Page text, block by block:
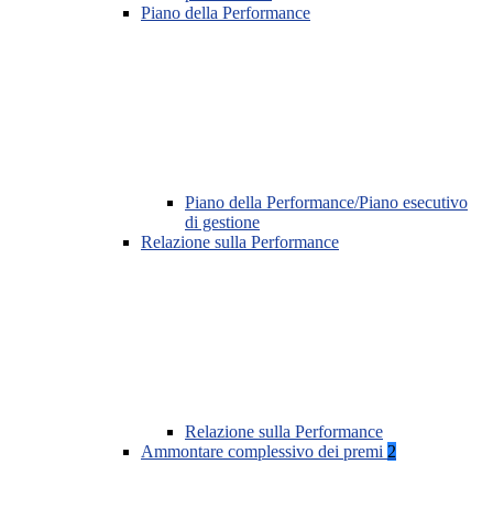
Piano della Performance
Piano della Performance/Piano esecutivo
di gestione
Relazione sulla Performance
Relazione sulla Performance
Ammontare complessivo dei premi 2